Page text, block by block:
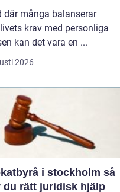
där många balanserar
krav med personliga
kan det vara en ...
2026
i stockholm så
du rätt juridisk hjälp